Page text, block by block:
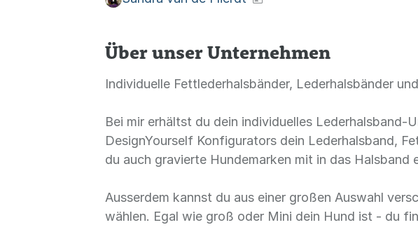
Über unser Unternehmen
Individuelle Fettlederhalsbänder, Lederhalsbänder
Bei mir erhältst du dein individuelles
DesignYourself Konfigurators dein Lederhalsband,
du auch gravierte Hundemarken mit in das Halsband
Ausserdem kannst du aus einer großen Auswahl
wählen. Egal wie groß oder Mini dein Hund ist - du